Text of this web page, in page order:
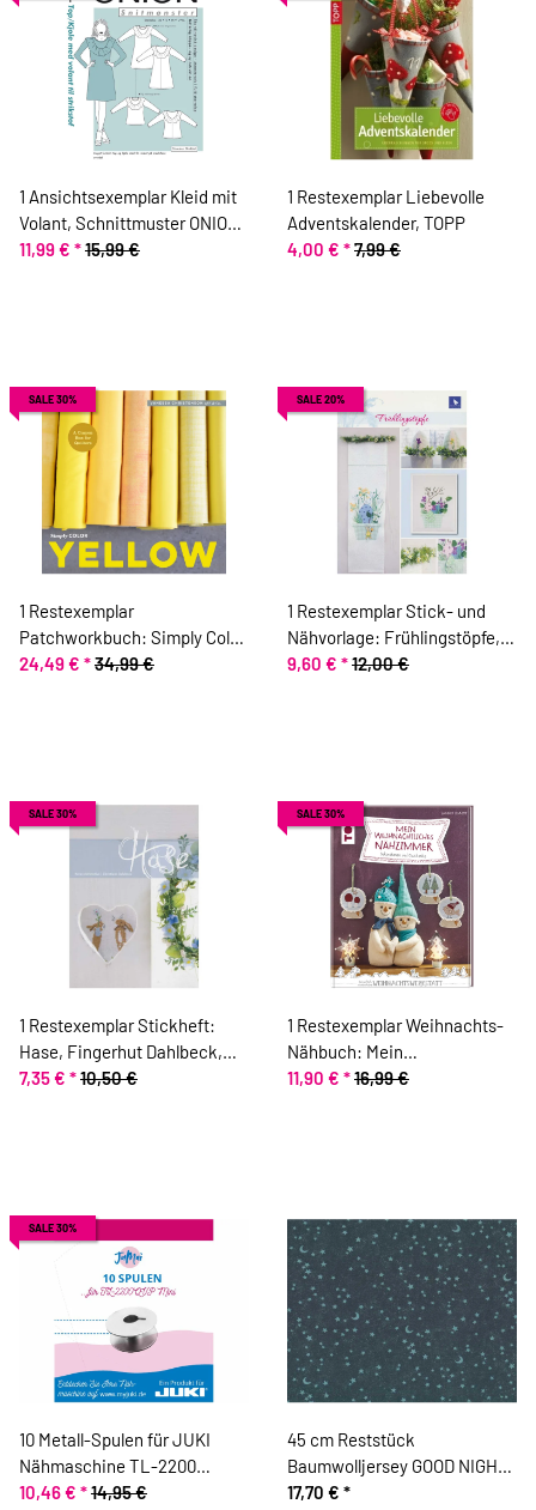
1 Ansichtsexemplar Kleid mit
Volant, Schnittmuster ONION
2077
11,99 € *15,99 €
1 Restexemplar Liebevolle
Adventskalender, TOPP
4,00 € *7,99 €
SALE 30%
1 Restexemplar
Patchworkbuch: Simply Color
Yellow, Moda Fabrics, Mangel
24,49 € *34,99 €
SALE 20%
1 Restexemplar Stick- und
Nähvorlage: Frühlingstöpfe,
Acufactum, Mangel
9,60 € *12,00 €
SALE 30%
1 Restexemplar Stickheft:
Hase, Fingerhut Dahlbeck,
Mangel
7,35 € *10,50 €
SALE 30%
1 Restexemplar Weihnachts-
Nähbuch: Mein
weihnachtliches Nähzimmer,
11,90 € *16,99 €
SALE 30%
10 Metall-Spulen für JUKI
Nähmaschine TL-2200
Schnellnäher
10,46 € *14,95 €
45 cm Reststück
Baumwolljersey GOOD NIGHT
BEAR, Sterne, Hilco
17,70 € *